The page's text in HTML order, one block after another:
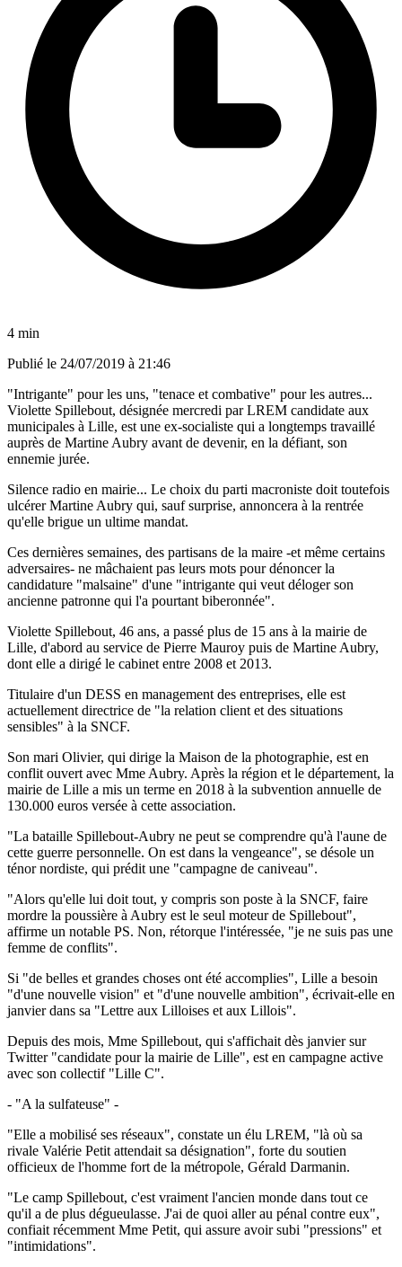
4 min
Publié le 24/07/2019 à 21:46
"Intrigante" pour les uns, "tenace et combative" pour les autres...
Violette Spillebout, désignée mercredi par LREM candidate aux
municipales à Lille, est une ex-socialiste qui a longtemps travaillé
auprès de Martine Aubry avant de devenir, en la défiant, son
ennemie jurée.
Silence radio en mairie... Le choix du parti macroniste doit toutefois
ulcérer Martine Aubry qui, sauf surprise, annoncera à la rentrée
qu'elle brigue un ultime mandat.
Ces dernières semaines, des partisans de la maire -et même certains
adversaires- ne mâchaient pas leurs mots pour dénoncer la
candidature "malsaine" d'une "intrigante qui veut déloger son
ancienne patronne qui l'a pourtant biberonnée".
Violette Spillebout, 46 ans, a passé plus de 15 ans à la mairie de
Lille, d'abord au service de Pierre Mauroy puis de Martine Aubry,
dont elle a dirigé le cabinet entre 2008 et 2013.
Titulaire d'un DESS en management des entreprises, elle est
actuellement directrice de "la relation client et des situations
sensibles" à la SNCF.
Son mari Olivier, qui dirige la Maison de la photographie, est en
conflit ouvert avec Mme Aubry. Après la région et le département, la
mairie de Lille a mis un terme en 2018 à la subvention annuelle de
130.000 euros versée à cette association.
"La bataille Spillebout-Aubry ne peut se comprendre qu'à l'aune de
cette guerre personnelle. On est dans la vengeance", se désole un
ténor nordiste, qui prédit une "campagne de caniveau".
"Alors qu'elle lui doit tout, y compris son poste à la SNCF, faire
mordre la poussière à Aubry est le seul moteur de Spillebout",
affirme un notable PS. Non, rétorque l'intéressée, "je ne suis pas une
femme de conflits".
Si "de belles et grandes choses ont été accomplies", Lille a besoin
"d'une nouvelle vision" et "d'une nouvelle ambition", écrivait-elle en
janvier dans sa "Lettre aux Lilloises et aux Lillois".
Depuis des mois, Mme Spillebout, qui s'affichait dès janvier sur
Twitter "candidate pour la mairie de Lille", est en campagne active
avec son collectif "Lille C".
- "A la sulfateuse" -
"Elle a mobilisé ses réseaux", constate un élu LREM, "là où sa
rivale Valérie Petit attendait sa désignation", forte du soutien
officieux de l'homme fort de la métropole, Gérald Darmanin.
"Le camp Spillebout, c'est vraiment l'ancien monde dans tout ce
qu'il a de plus dégueulasse. J'ai de quoi aller au pénal contre eux",
confiait récemment Mme Petit, qui assure avoir subi "pressions" et
"intimidations".